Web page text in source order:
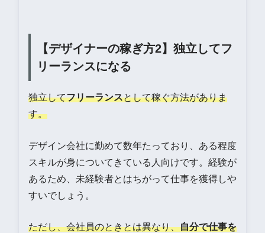
【デザイナーの稼ぎ方2】独立してフ
リーランスになる
独立してフリーランスとして稼ぐ方法がありま
す。
デザイン会社に勤めて数年たっており、ある程度
スキルが身についてきている人向けです。経験が
あるため、未経験者とはちがって仕事を獲得しや
すいでしょう。
ただし、会社員のときとは異なり、自分で仕事を